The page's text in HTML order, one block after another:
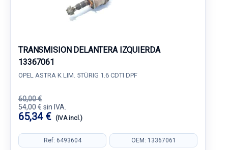
TRANSMISION DELANTERA IZQUIERDA
13367061
OPEL ASTRA K LIM. 5TÜRIG 1.6 CDTI DPF
60,00 €
54,00 € sin IVA.
65,34 € (IVA incl.)
Ref: 6493604 OEM: 13367061